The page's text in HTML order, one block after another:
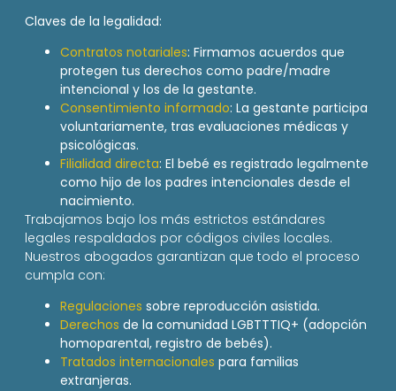
Claves de la legalidad:
Contratos notariales: Firmamos acuerdos que
protegen tus derechos como padre/madre
intencional y los de la gestante.
Consentimiento informado: La gestante participa
voluntariamente, tras evaluaciones médicas y
psicológicas.
Filialidad directa: El bebé es registrado legalmente
como hijo de los padres intencionales desde el
nacimiento.
Trabajamos bajo los más estrictos estándares
legales respaldados por códigos civiles locales.
Nuestros abogados garantizan que todo el proceso
cumpla con:
Regulaciones sobre reproducción asistida.
Derechos de la comunidad LGBTTTIQ+ (adopción
homoparental, registro de bebés).
Tratados internacionales para familias
extranjeras.